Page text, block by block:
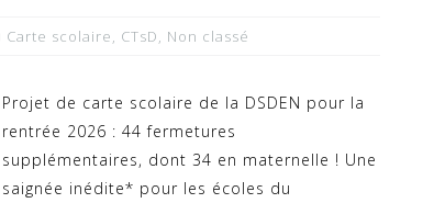
Carte scolaire, CTsD, Non classé
Projet de carte scolaire de la DSDEN pour la
rentrée 2026 : 44 fermetures
supplémentaires, dont 34 en maternelle ! Une
saignée inédite* pour les écoles du